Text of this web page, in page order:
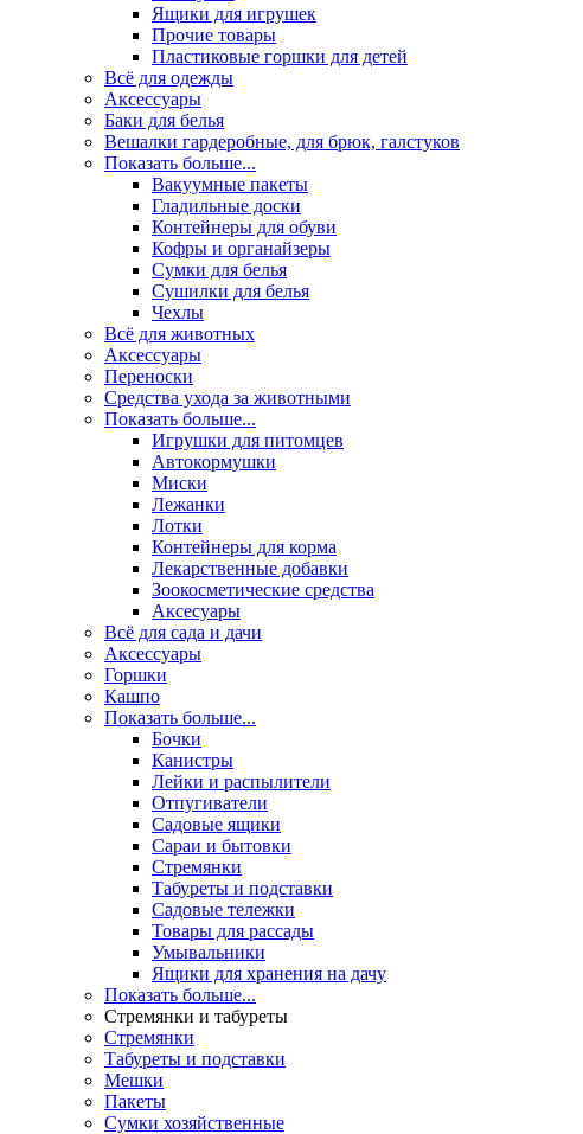
Ящики для игрушек
Прочие товары
Пластиковые горшки для детей
Всё для одежды
Аксессуары
Баки для белья
Вешалки гардеробные, для брюк, галстуков
Показать больше...
Вакуумные пакеты
Гладильные доски
Контейнеры для обуви
Кофры и органайзеры
Сумки для белья
Сушилки для белья
Чехлы
Всё для животных
Аксесcуары
Переноски
Средства ухода за животными
Показать больше...
Игрушки для питомцев
Автокормушки
Миски
Лежанки
Лотки
Контейнеры для корма
Лекарственные добавки
Зоокосметические средства
Аксесуары
Всё для сада и дачи
Аксессуары
Горшки
Кашпо
Показать больше...
Бочки
Канистры
Лейки и распылители
Отпугиватели
Садовые ящики
Сараи и бытовки
Стремянки
Табуреты и подставки
Садовые тележки
Товары для рассады
Умывальники
Ящики для хранения на дачу
Показать больше...
Стремянки и табуреты
Стремянки
Табуреты и подставки
Мешки
Пакеты
Сумки хозяйственные